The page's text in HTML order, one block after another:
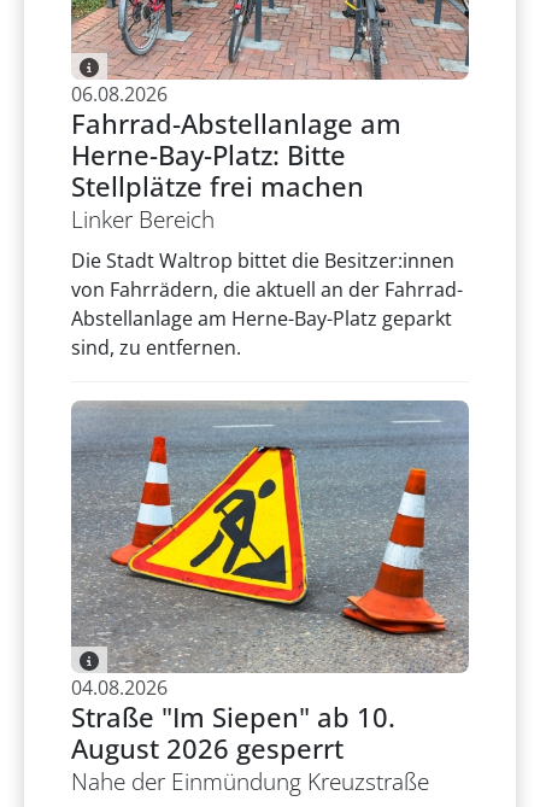
06.08.2026
Fahrrad-Abstellanlage am
Herne-Bay-Platz: Bitte
Stellplätze frei machen
Linker Bereich
Die Stadt Waltrop bittet die Besitzer:innen
von Fahrrädern, die aktuell an der Fahrrad-
Abstellanlage am Herne-Bay-Platz geparkt
sind, zu entfernen.
04.08.2026
Straße "Im Siepen" ab 10.
August 2026 gesperrt
Nahe der Einmündung Kreuzstraße